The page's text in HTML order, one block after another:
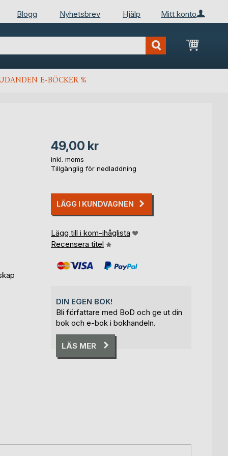
Mitt konto
Blogg Nyhetsbrev Hjälp
Min
E-BÖCKER %
49,00 kr
inkl. moms
Tillgänglig för nedladdning
LÄGG I KUNDVAGNEN
Lägg till i kom-ihåglista
Recensera titel
DIN EGEN BOK!
Bli författare med BoD och ge ut din
bok och e-bok i bokhandeln.
LÄS MER